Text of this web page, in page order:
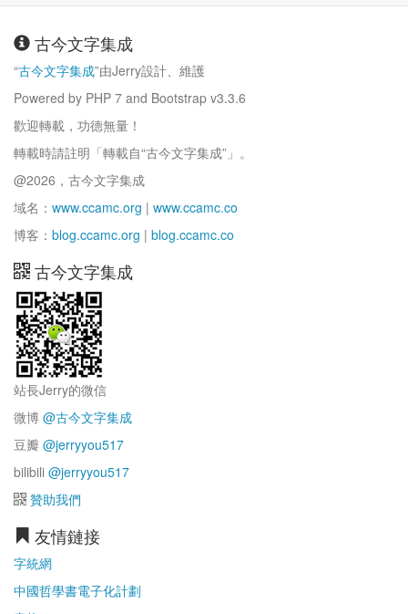
古今文字集成
“古今文字集成”由Jerry設計、維護
Powered by PHP 7 and Bootstrap v3.3.6
歡迎轉載，功德無量！
轉載時請註明「轉載自“古今文字集成”」。
@2026，古今文字集成
域名： www.ccamc.org | www.ccamc.co
博客： blog.ccamc.org | blog.ccamc.co
古今文字集成
站長Jerry的微信
微博 @古今文字集成
豆瓣 @jerryyou517
bilibili @jerryyou517
贊助我們
友情鏈接
字統網
中國哲學書電子化計劃